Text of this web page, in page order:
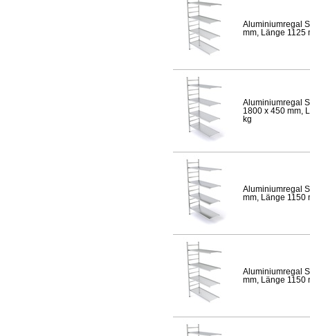
Aluminiumregal
mm, Länge 1125
Aluminiumregal
1800 x 450 mm,
kg
Aluminiumregal
mm, Länge 1150
Aluminiumregal
mm, Länge 1150